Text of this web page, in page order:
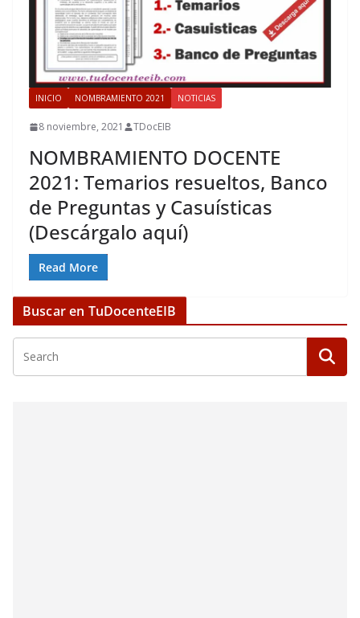
INICIO NOMBRAMIENTO 2021 NOTICIAS
8 noviembre, 2021 TDocEIB
NOMBRAMIENTO DOCENTE
2021: Temarios resueltos, Banco
de Preguntas y Casuísticas
(Descárgalo aquí)
Read More
Buscar en TuDocenteEIB